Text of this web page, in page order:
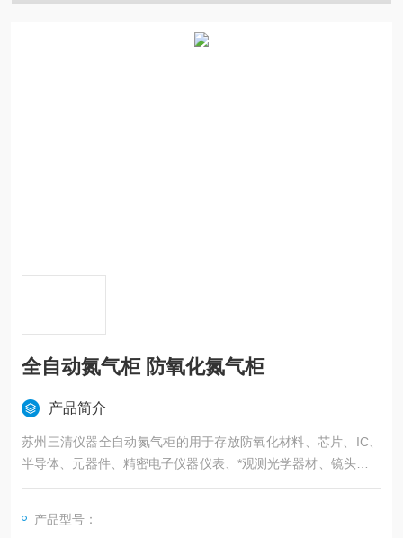
全自动氮气柜 防氧化氮气柜
产品简介
苏州三清仪器全自动氮气柜的用于存放防氧化材料、芯片、IC、
半导体、元器件、精密电子仪器仪表、*观测光学器材、镜头、实
验化学药品、有色金属、BGA、胶片、模块、SMT、贴片、晶圆
产品型号：